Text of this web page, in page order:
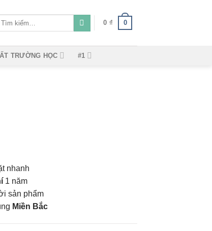
0 ₫ 0
TRƯỜNG HỌC #1
nhanh
1 năm
sản phẩm
Miền Bắc